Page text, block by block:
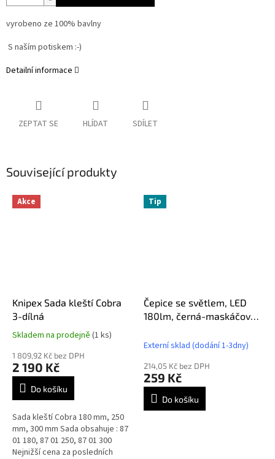
vyrobeno ze 100% bavlny
S naším potiskem :-)
Detailní informace
ZEPTAT SE HLÍDAT SDÍLET
Související produkty
Akce
Knipex Sada kleští Cobra
3-dílná
Průměrné
produktu
je
5,0
hvězdiček.
Skladem na prodejně (1 ks)
1 809,92 Kč bez DPH
2 190 Kč
Do košíku
Sada kleští Cobra 180 mm, 250
mm, 300 mm Sada obsahuje : 87
01 180, 87 01 250, 87 01 300
Nejnižší cena za posledních
Tip
Čepice se světlem, LED
180lm, černá-maskáčová,
Externí sklad (dodání 1-3dny)
214,05 Kč bez DPH
259 Kč
Do košíku